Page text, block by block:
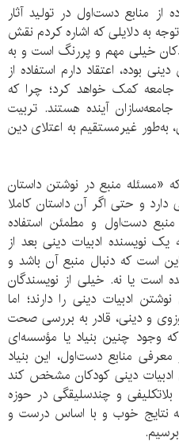
از منابع دست‌اول در تولید آثار
به دلایلی که اشاره کردم نقش
خیلی مهم و پررنگ است و به
بوده، اعتقاد دارم استفاده از
جامعه کمک خواهد کرد؛ چرا که
آینده هستند. تربیت
به‌طور غیرمستقیم به اعتلای دین
«مسئله منبع در نوشتن داستان
و حتی اگر آن داستان کاملا
منبع دست‌اول و مطمئن استفاده
نویسنده ادبیات دینی بعد از
است که دنبال منبع آن باشد و
است یا نه. خیلی از نویسندگان
ادبیات دینی را دارند؛ اما
و دینی، قادر به بررسی صحت
وجود چنین بنیاد یا مؤسسه‌ای
معرفی منابع دست‌اول، این بنیاد
ادبیات دینی کودکان مشخص کند
و چندسلیقگی در حوزه
به نتایج خوب و با اساس درست و